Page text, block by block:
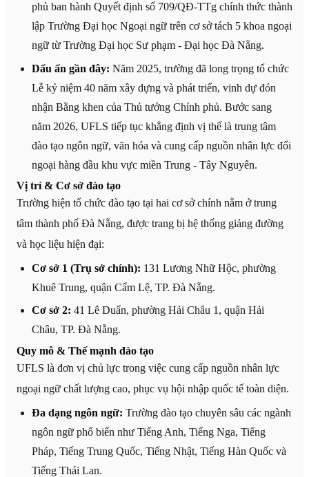
phủ ban hành Quyết định số 709/QĐ-TTg chính thức thành
lập Trường Đại học Ngoại ngữ trên cơ sở tách 5 khoa ngoại
ngữ từ Trường Đại học Sư phạm - Đại học Đà Nẵng.
Dấu ấn gần đây: Năm 2025, trường đã long trọng tổ chức
Lễ kỷ niệm 40 năm xây dựng và phát triển, vinh dự đón
nhận Bằng khen của Thủ tướng Chính phủ. Bước sang
năm 2026, UFLS tiếp tục khẳng định vị thế là trung tâm
đào tạo ngôn ngữ, văn hóa và cung cấp nguồn nhân lực đối
ngoại hàng đầu khu vực miền Trung - Tây Nguyên.
Vị trí & Cơ sở đào tạo
Trường hiện tổ chức đào tạo tại hai cơ sở chính nằm ở trung
tâm thành phố Đà Nẵng, được trang bị hệ thống giảng đường
và học liệu hiện đại:
Cơ sở 1 (Trụ sở chính): 131 Lương Nhữ Hộc, phường
Khuê Trung, quận Cẩm Lệ, TP. Đà Nẵng.
Cơ sở 2: 41 Lê Duẩn, phường Hải Châu 1, quận Hải
Châu, TP. Đà Nẵng.
Quy mô & Thế mạnh đào tạo
UFLS là đơn vị chủ lực trong việc cung cấp nguồn nhân lực
ngoại ngữ chất lượng cao, phục vụ hội nhập quốc tế toàn diện.
Đa dạng ngôn ngữ: Trường đào tạo chuyên sâu các ngành
ngôn ngữ phổ biến như Tiếng Anh, Tiếng Nga, Tiếng
Pháp, Tiếng Trung Quốc, Tiếng Nhật, Tiếng Hàn Quốc và
Tiếng Thái Lan.